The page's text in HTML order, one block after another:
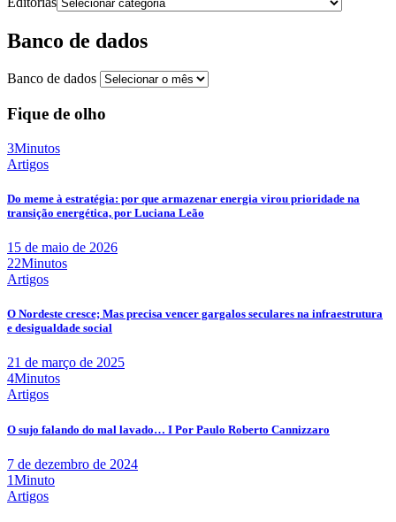
Banco de dados
Banco de dados
Fique de olho
3Minutos
Artigos
Do meme à estratégia: por que armazenar energia virou prioridade na
transição energética, por Luciana Leão
15 de maio de 2026
22Minutos
Artigos
O Nordeste cresce; Mas precisa vencer gargalos seculares na infraestrutura
e desigualdade social
21 de março de 2025
4Minutos
Artigos
O sujo falando do mal lavado… I Por Paulo Roberto Cannizzaro
7 de dezembro de 2024
1Minuto
Artigos